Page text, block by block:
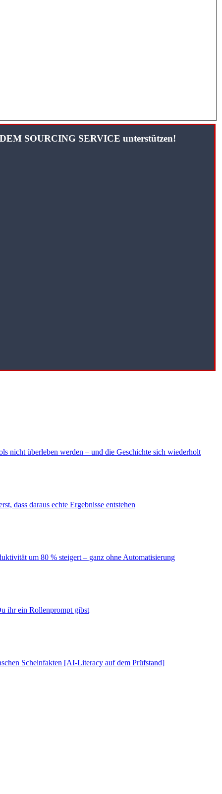
SOURCING SERVICE unterstützen!
nicht überleben werden – und die Geschichte sich wiederholt
dass daraus echte Ergebnisse entstehen
um 80 % steigert – ganz ohne Automatisierung
ihr ein Rollenprompt gibst
Scheinfakten [AI-Literacy auf dem Prüfstand]